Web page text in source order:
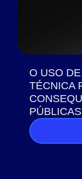
O USO
TÉCNICA
PÚBLICAS